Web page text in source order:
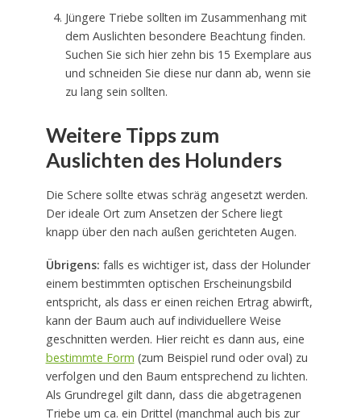
Jüngere Triebe sollten im Zusammenhang mit
dem Auslichten besondere Beachtung finden.
Suchen Sie sich hier zehn bis 15 Exemplare aus
und schneiden Sie diese nur dann ab, wenn sie
zu lang sein sollten.
Weitere Tipps zum
Auslichten des Holunders
Die Schere sollte etwas schräg angesetzt werden.
Der ideale Ort zum Ansetzen der Schere liegt
knapp über den nach außen gerichteten Augen.
Übrigens: falls es wichtiger ist, dass der Holunder
einem bestimmten optischen Erscheinungsbild
entspricht, als dass er einen reichen Ertrag abwirft,
kann der Baum auch auf individuellere Weise
geschnitten werden. Hier reicht es dann aus, eine
bestimmte Form (zum Beispiel rund oder oval) zu
verfolgen und den Baum entsprechend zu lichten.
Als Grundregel gilt dann, dass die abgetragenen
Triebe um ca. ein Drittel (manchmal auch bis zur